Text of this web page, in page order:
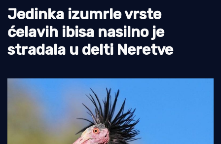
Pomorstvo
Ribolov
Ekologija
Jedinka izumrle vrste
ćelavih ibisa nasilno je
stradala u delti Neretve